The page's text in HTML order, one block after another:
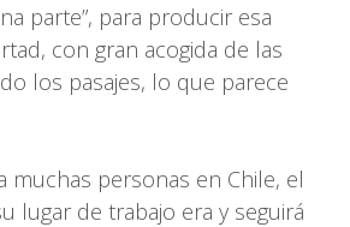
parte”, para producir esa
con gran acogida de las
los pasajes, lo que parece
muchas personas en Chile, el
lugar de trabajo era y seguirá